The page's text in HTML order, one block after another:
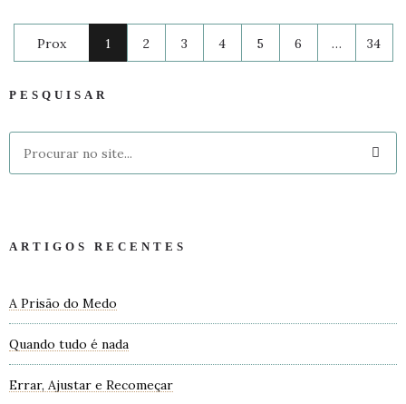
Prox 1 2 3 4 5 6 … 34
PESQUISAR
ARTIGOS RECENTES
A Prisão do Medo
Quando tudo é nada
Errar, Ajustar e Recomeçar